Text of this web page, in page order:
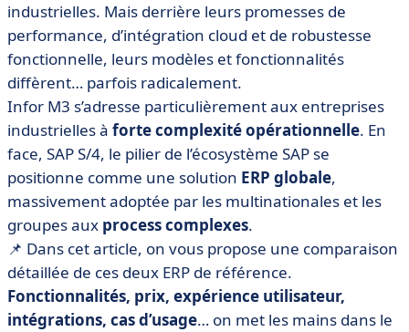
• Infor M3 vs SAP S/4 : comparez les prix
• Infor M3 vs SAP S/4 : quelle interface est la plus
intuitive ?
• Infor M3 vs SAP S/4 : comparez les intégrations
• Quand choisir Infor M3 ou SAP S/4 ?
• Infor M3 ou SAP S/4 : faites le bon choix, pas le plus
gros
• FAQ – ERP, SAP S/4 et Infor M3
industrielles. Mais derrière leurs promesses de
performance, d’intégration cloud et de robustesse
fonctionnelle, leurs modèles et fonctionnalités
diffèrent… parfois radicalement.
Infor M3 s’adresse particulièrement aux entreprises
industrielles à forte complexité opérationnelle. En
face, SAP S/4, le pilier de l’écosystème SAP se
positionne comme une solution ERP globale,
massivement adoptée par les multinationales et les
groupes aux process complexes.
📌 Dans cet article, on vous propose une comparaison
détaillée de ces deux ERP de référence.
Fonctionnalités, prix, expérience utilisateur,
intégrations, cas d’usage… on met les mains dans le